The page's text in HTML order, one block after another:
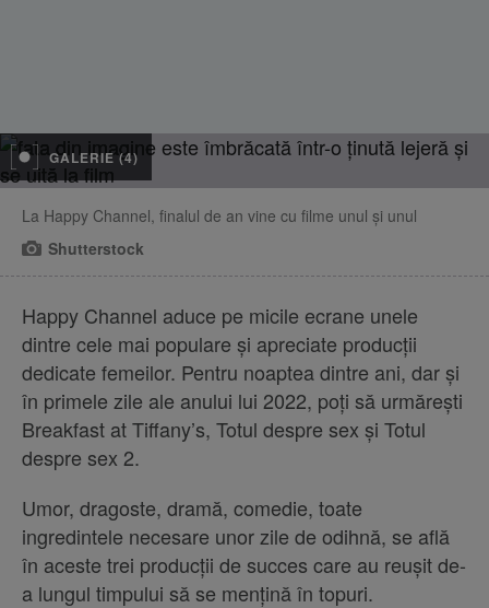
GALERIE (4)
La Happy Channel, finalul de an vine cu filme unul și unul
Shutterstock
Happy Channel aduce pe micile ecrane unele
dintre cele mai populare și apreciate producții
dedicate femeilor. Pentru noaptea dintre ani, dar și
în primele zile ale anului lui 2022, poți să urmărești
Breakfast at Tiffany’s, Totul despre sex și Totul
despre sex 2.
Umor, dragoste, dramă, comedie, toate
ingredintele necesare unor zile de odihnă, se află
în aceste trei producții de succes care au reușit de-
a lungul timpului să se mențină în topuri.